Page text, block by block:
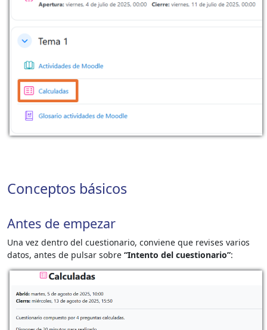
Conceptos básicos
Antes de empezar
Una vez dentro del cuestionario, conviene que revises varios
datos, antes de pulsar sobre “Intento del cuestionario”: